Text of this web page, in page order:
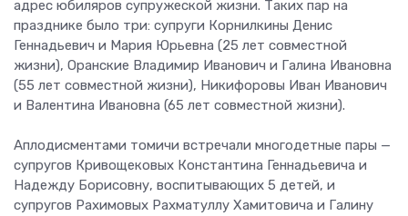
адрес юбиляров супружеской жизни. Таких пар на
празднике было три: супруги Корнилкины Денис
Геннадьевич и Мария Юрьевна (25 лет совместной
жизни), Оранские Владимир Иванович и Галина Ивановна
(55 лет совместной жизни), Никифоровы Иван Иванович
и Валентина Ивановна (65 лет совместной жизни).
Аплодисментами томичи встречали многодетные пары —
супругов Кривощековых Константина Геннадьевича и
Надежду Борисовну, воспитывающих 5 детей, и
супругов Рахимовых Рахматуллу Хамитовича и Галину